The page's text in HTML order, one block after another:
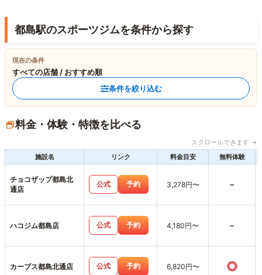
都島駅のスポーツジムを条件から探す
現在の条件
すべての店舗 / おすすめ順
条件を絞り込む
料金・体験・特徴を比べる
スクロールできます →
施設名
リンク 料金目安 無料体験
チョコザップ都島北
通店
公式 予約 3,278円〜 -
ハコジム都島店 公式 予約 4,180円〜 -
カーブス都島北通店 公式 予約 6,820円〜 ○